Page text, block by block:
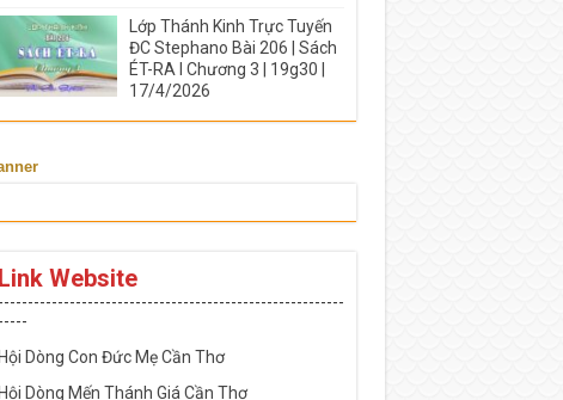
Lớp Thánh Kinh Trực Tuyến
ĐC Stephano Bài 206 | Sách
ÉT-RA I Chương 3 | 19g30 |
17/4/2026
Link Website
----------------------------------------------------------
-----
Hội Dòng Con Đức Mẹ Cần Thơ
Hội Dòng Mến Thánh Giá Cần Thơ